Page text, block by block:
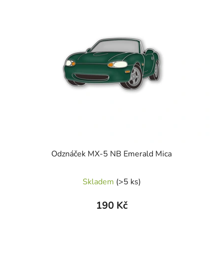
Odznáček MX-5 NB Emerald Mica
Skladem (>5 ks)
190 Kč